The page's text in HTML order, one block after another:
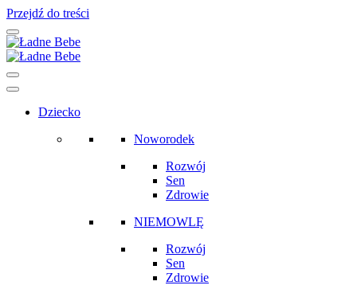
Przejdź do treści
Main
Navigation
Dziecko
Noworodek
Rozwój
Sen
Zdrowie
NIEMOWLĘ
Rozwój
Sen
Zdrowie